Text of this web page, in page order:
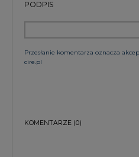
PODPIS
Przesłanie komentarza oznacza
cire.pl
KOMENTARZE (0)